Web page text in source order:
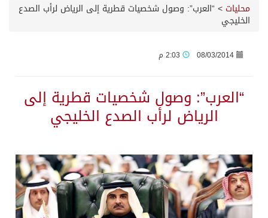
التحالف يعزي الحكومة اليمنية في استشهاد قوات يمنية جراء هجوم حوثي غادر
مصدر سعودي مسؤول: تنسيق بين الميليشيات الحوثية والعراقية وإيران للإعداد لاعتداءات تستهدف المملكة
محليات > “العرب”: وصول شخصيات قطرية إلى الرياض لرأب الصدع
الخليجي
08/03/2014
“العرب”: وصول شخصيات قطرية إلى
الرياض لرأب الصدع الخليجي